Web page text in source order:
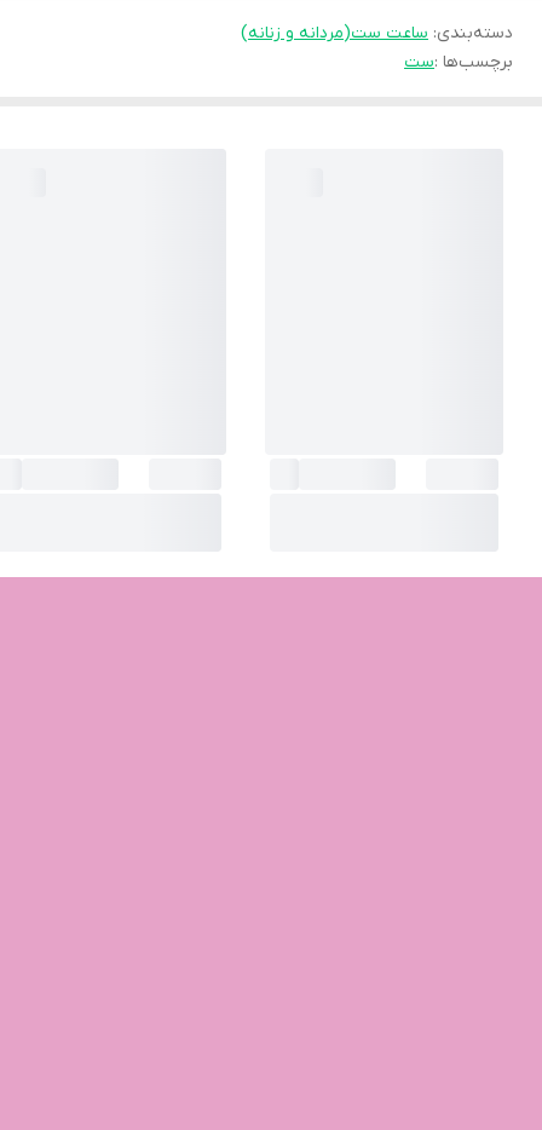
دسته‌بندی: ساعت ست(مردانه و زنانه)
برچسب‌ها :ست